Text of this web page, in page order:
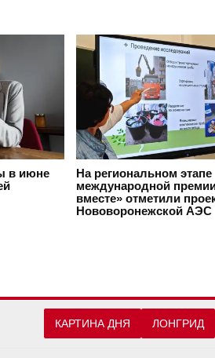
в июне
На региональном этапе
международной
вместе» отметили
Нововоронежской АЭС
КАРТИНА ДНЯ ЛОНГРИД